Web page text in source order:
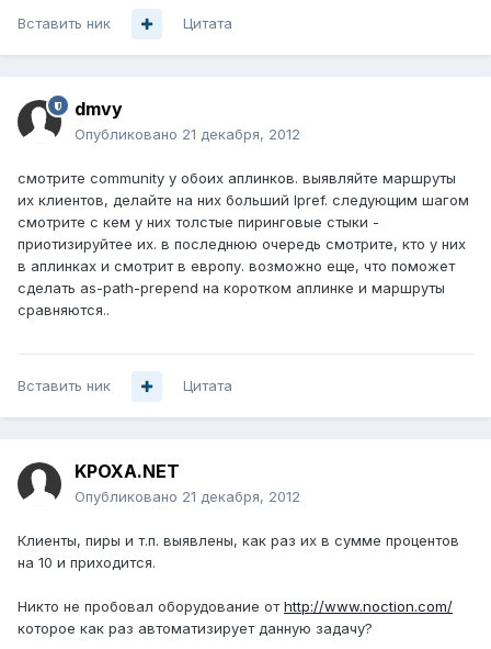
Вставить ник Цитата
dmvy
Опубликовано 21 декабря, 2012
смотрите community у обоих аплинков. выявляйте маршруты
их клиентов, делайте на них больший lpref. следующим шагом
смотрите с кем у них толстые пиринговые стыки -
приотизируйтее их. в последнюю очередь смотрите, кто у них
в аплинках и смотрит в европу. возможно еще, что поможет
сделать as-path-prepend на коротком аплинке и маршруты
сравняются..
Вставить ник Цитата
KPOXA.NET
Опубликовано 21 декабря, 2012
Клиенты, пиры и т.п. выявлены, как раз их в сумме процентов
на 10 и приходится.
Никто не пробовал оборудование отhttp://www.noction.com/
которое как раз автоматизирует данную задачу?